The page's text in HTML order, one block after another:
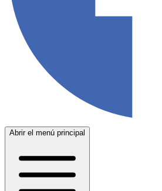
Abrir el menú principal